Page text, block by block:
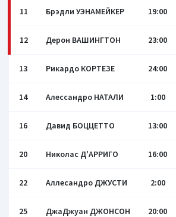
11 Брэдли УЭНАМЕЙКЕР 19:00
12 Дерон ВАШИНГТОН 23:00
13 Рикардо КОРТЕЗЕ 24:00
14 Алессандро НАТАЛИ 1:00
16 Давид БОЦЦЕТТО 13:00
20 Николас Д'АРРИГО 16:00
22 Аллесандро ДЖУСТИ 2:00
25 ДжаДжуан ДЖОНСОН 20:00